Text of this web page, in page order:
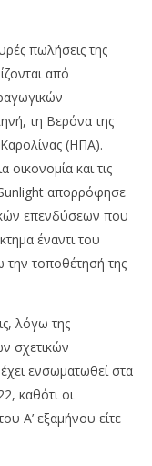
πωλήσεις της
από
τη Βερόνα της
Καρολίνας (ΗΠΑ).
και τις
απορρόφησε
επενδύσεων που
έναντι του
την τοποθέτησή της
λόγω της
σχετικών
ενσωματωθεί στα
καθότι οι
Α’ εξαμήνου είτε